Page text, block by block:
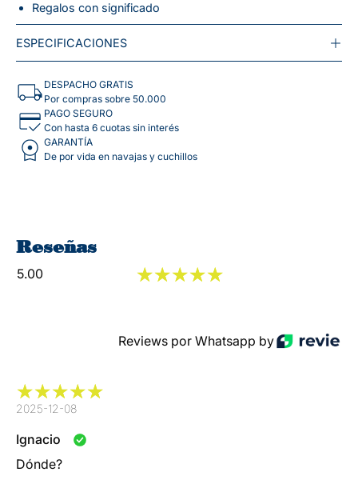
Regalos con significado
ESPECIFICACIONES
DESPACHO GRATIS
Por compras sobre 50.000
PAGO SEGURO
Con hasta 6 cuotas sin interés
GARANTÍA
De por vida en navajas y cuchillos
Reseñas
5.00
Reviews por Whatsapp by
2025-12-08
Ignacio
Dónde?